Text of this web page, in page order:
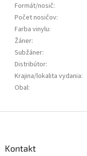
Formát/nosič:
Počet nosičov:
Farba vinylu:
Žáner:
Subžáner:
Distribútor:
Krajina/lokalita vydania:
Obal:
Kontakt